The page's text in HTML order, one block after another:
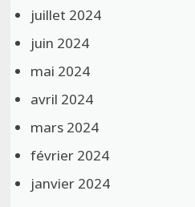
juillet 2024
juin 2024
mai 2024
avril 2024
mars 2024
février 2024
janvier 2024